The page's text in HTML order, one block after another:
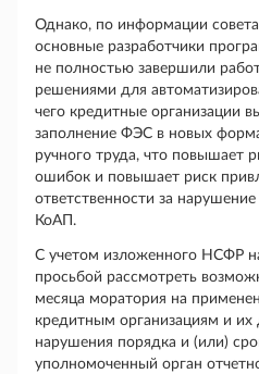
Однако, по информации
основные разработчики
не полностью завершили
решениями для
чего кредитные организации
заполнение ФЭС в новых
ручного труда, что повышает
ошибок и повышает риск
ответственности за
КоАП.
С учетом изложенного НСФР
просьбой рассмотреть
месяца моратория на
кредитным организациям и
нарушения порядка и (или)
уполномоченный орган